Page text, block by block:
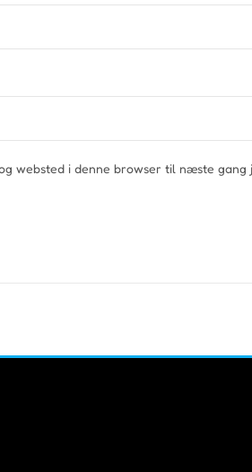
websted i denne browser til næste gang